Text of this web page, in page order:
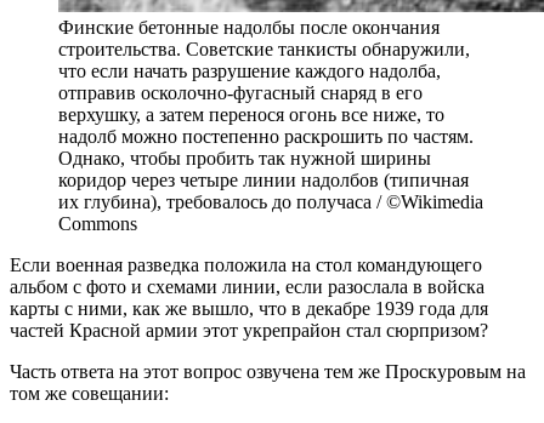
Финские бетонные надолбы после окончания
строительства. Советские танкисты обнаружили,
что если начать разрушение каждого надолба,
отправив осколочно-фугасный снаряд в его
верхушку, а затем перенося огонь все ниже, то
надолб можно постепенно раскрошить по частям.
Однако, чтобы пробить так нужной ширины
коридор через четыре линии надолбов (типичная
их глубина), требовалось до получаса / ©Wikimedia
Commons
Если военная разведка положила на стол командующего
альбом с фото и схемами линии, если разослала в войска
карты с ними, как же вышло, что в декабре 1939 года для
частей Красной армии этот укрепрайон стал сюрпризом?
Часть ответа на этот вопрос озвучена тем же Проскуровым на
том же совещании: